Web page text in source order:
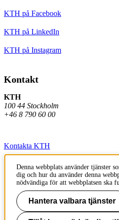
KTH på Facebook
KTH på LinkedIn
KTH på Instagram
Kontakt
KTH
100 44 Stockholm
+46 8 790 60 00
Kontakta KTH
Jobba på KTH
Press och media
Faktura och betalning KTH
Denna webbplats använder tjänster
dig och hur du använder denna
nödvändiga för att webbplatsen ska
Hantera valbara tjänster